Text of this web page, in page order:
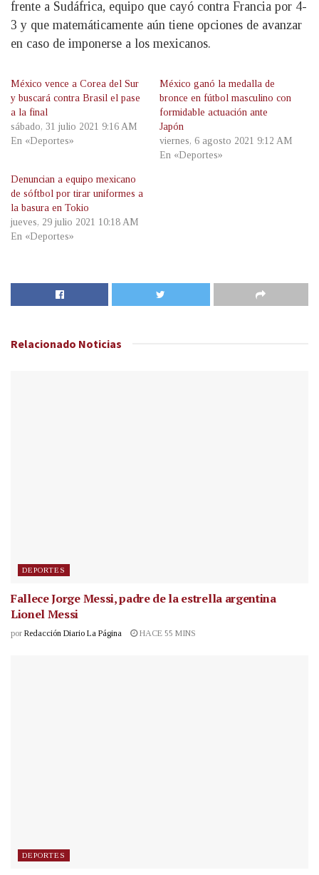
frente a Sudáfrica, equipo que cayó contra Francia por 4-
3 y que matemáticamente aún tiene opciones de avanzar
en caso de imponerse a los mexicanos.
México vence a Corea del Sur
y buscará contra Brasil el pase
a la final
sábado, 31 julio 2021 9:16 AM
En «Deportes»
México ganó la medalla de
bronce en fútbol masculino con
formidable actuación ante
Japón
viernes, 6 agosto 2021 9:12 AM
En «Deportes»
Denuncian a equipo mexicano
de sóftbol por tirar uniformes a
la basura en Tokio
jueves, 29 julio 2021 10:18 AM
En «Deportes»
Relacionado Noticias
DEPORTES
Fallece Jorge Messi, padre de la estrella argentina
Lionel Messi
por Redacción Diario La Página HACE 55 MINS
DEPORTES